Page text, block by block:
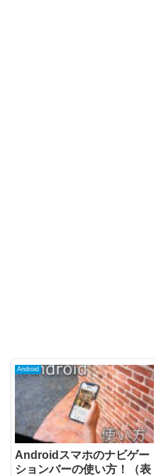
Android
Androidスマホのナビゲー
ションバーの使い方！（表